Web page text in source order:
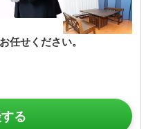
任せください。
る